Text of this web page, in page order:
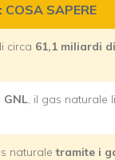
SAPERE
circa 61,1 miliardi
GNL, il gas naturale
naturale tramite i